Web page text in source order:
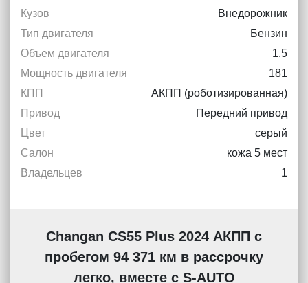
Кузов
Внедорожник
Тип двигателя
Бензин
Объем двигателя
1.5
Мощность двигателя
181
КПП
АКПП (роботизированная)
Привод
Передний привод
Цвет
серый
Салон
кожа 5 мест
Владельцев
1
Changan CS55 Plus 2024 АКПП с
пробегом 94 371 км в рассрочку
легко, вместе с S-AUTO